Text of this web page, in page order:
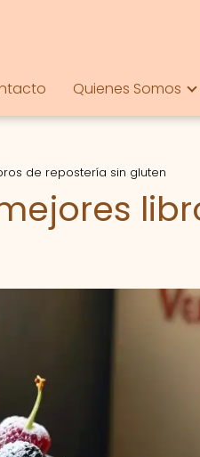
Quienes Somos
de repostería sin gluten